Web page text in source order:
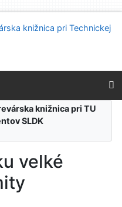
knižnica pri TU
SLDK
velké